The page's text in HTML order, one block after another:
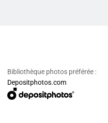
Bibliothèque photos préférée :
Depositphotos.com